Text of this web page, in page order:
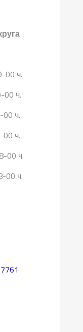
ч.
ч.
ч.
ч.
ч.
00 ч.